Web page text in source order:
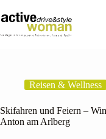
Inhalt
springen
Reisen & Wellness
Skifahren und Feiern –
Anton am Arlberg